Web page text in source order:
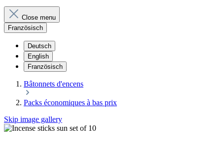
Close menu
Französisch
Deutsch
English
Französisch
Bâtonnets d'encens
Packs économiques à bas prix
Skip image gallery